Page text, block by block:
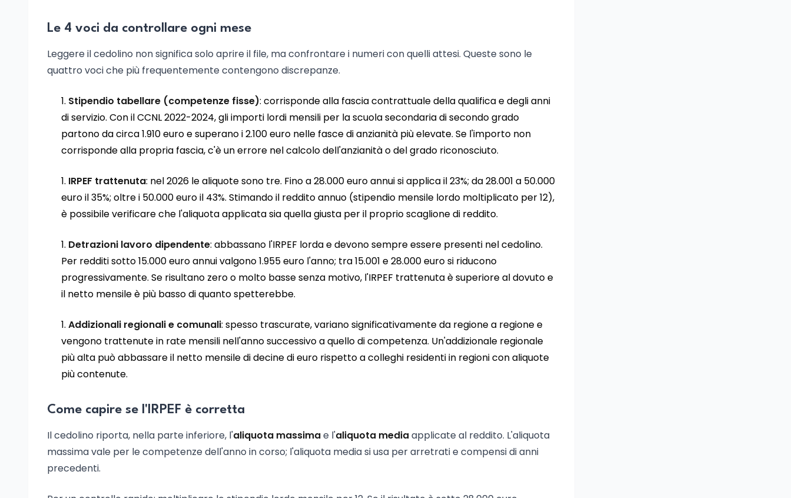
Le 4 voci da controllare ogni mese
Leggere il cedolino non significa solo aprire il file, ma confrontare i numeri con quelli attesi. Queste sono le
quattro voci che più frequentemente contengono discrepanze.
Stipendio tabellare (competenze fisse): corrisponde alla fascia contrattuale della qualifica e degli anni
di servizio. Con il CCNL 2022-2024, gli importi lordi mensili per la scuola secondaria di secondo grado
partono da circa 1.910 euro e superano i 2.100 euro nelle fasce di anzianità più elevate. Se l'importo non
corrisponde alla propria fascia, c'è un errore nel calcolo dell'anzianità o del grado riconosciuto.
IRPEF trattenuta: nel 2026 le aliquote sono tre. Fino a 28.000 euro annui si applica il 23%; da 28.001 a 50.000
euro il 35%; oltre i 50.000 euro il 43%. Stimando il reddito annuo (stipendio mensile lordo moltiplicato per 12),
è possibile verificare che l'aliquota applicata sia quella giusta per il proprio scaglione di reddito.
Detrazioni lavoro dipendente: abbassano l'IRPEF lorda e devono sempre essere presenti nel cedolino.
Per redditi sotto 15.000 euro annui valgono 1.955 euro l'anno; tra 15.001 e 28.000 euro si riducono
progressivamente. Se risultano zero o molto basse senza motivo, l'IRPEF trattenuta è superiore al dovuto e
il netto mensile è più basso di quanto spetterebbe.
Addizionali regionali e comunali: spesso trascurate, variano significativamente da regione a regione e
vengono trattenute in rate mensili nell'anno successivo a quello di competenza. Un'addizionale regionale
più alta può abbassare il netto mensile di decine di euro rispetto a colleghi residenti in regioni con aliquote
più contenute.
Come capire se l'IRPEF è corretta
Il cedolino riporta, nella parte inferiore, l'aliquota massimae l'aliquota mediaapplicate al reddito. L'aliquota
massima vale per le competenze dell'anno in corso; l'aliquota media si usa per arretrati e compensi di anni
precedenti.